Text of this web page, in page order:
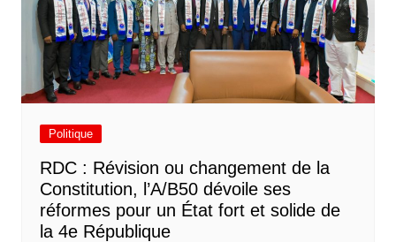
Politique
RDC : Révision ou changement de la
Constitution, l’A/B50 dévoile ses
réformes pour un État fort et solide de
la 4e République